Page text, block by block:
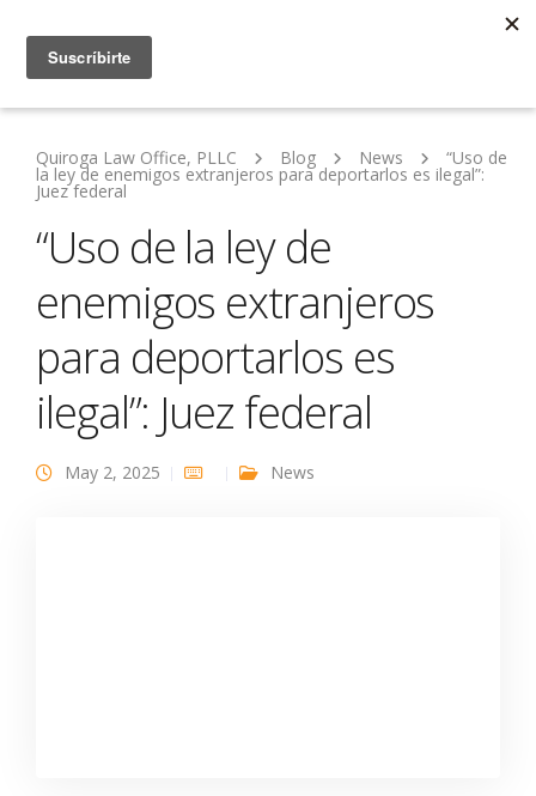
Quiroga Law Office, PLLC Blog News “Uso de
la ley de enemigos extranjeros para deportarlos es ilegal”:
Juez federal
“Uso de la ley de
enemigos extranjeros
para deportarlos es
ilegal”: Juez federal
May 2, 2025 News